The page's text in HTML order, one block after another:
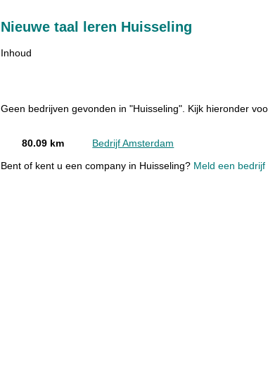
Nieuwe taal leren Huisseling
Inhoud
Geen bedrijven gevonden in "Huisseling". Kijk hieronder
80.09 km Bedrijf Amsterdam
Bent of kent u een company in Huisseling? Meld een bedrijf